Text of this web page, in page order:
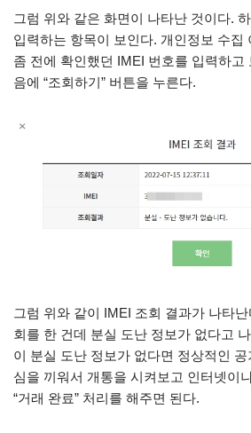
그럼 위와 같은 화면이 나타난 것이다.
입력하는 항목이 보인다. 개인정보 수집
좀 전에 확인했던 IMEI 번호를 입력하고
음에 “조회하기” 버튼을 누른다.
그럼 위와 같이 IMEI 조회 결과가 나타
회를 한 건데 분실 도난 정보가 없다고
이 분실 도난 정보가 없다면 정상적인
심을 끼워서 개통을 시켜보고 인터넷이
“거래 완료” 처리를 해주면 된다.